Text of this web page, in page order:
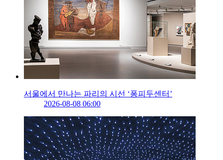
서울에서 만나는 파리의 시선 ‘퐁피두센터’
2026-08-08 06:00